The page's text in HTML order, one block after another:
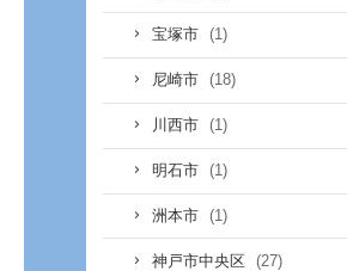
宝塚市 (1)
尼崎市 (18)
川西市 (1)
明石市 (1)
洲本市 (1)
神戸市中央区 (27)